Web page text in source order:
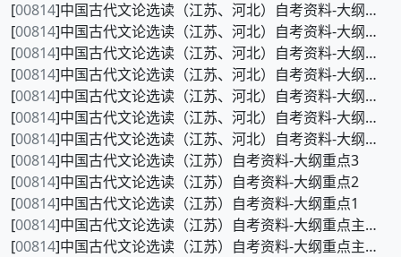
[00814]中国古代文论选读（江苏、河北）自考资料-大纲重点120题7
[00814]中国古代文论选读（江苏、河北）自考资料-大纲重点120题6
[00814]中国古代文论选读（江苏、河北）自考资料-大纲重点120题5
[00814]中国古代文论选读（江苏、河北）自考资料-大纲重点120题4
[00814]中国古代文论选读（江苏、河北）自考资料-大纲重点120题3
[00814]中国古代文论选读（江苏、河北）自考资料-大纲重点120题2
[00814]中国古代文论选读（江苏、河北）自考资料-大纲重点120题1
[00814]中国古代文论选读（江苏）自考资料-大纲重点3
[00814]中国古代文论选读（江苏）自考资料-大纲重点2
[00814]中国古代文论选读（江苏）自考资料-大纲重点1
[00814]中国古代文论选读（江苏）自考资料-大纲重点主观题3
[00814]中国古代文论选读（江苏）自考资料-大纲重点主观题2